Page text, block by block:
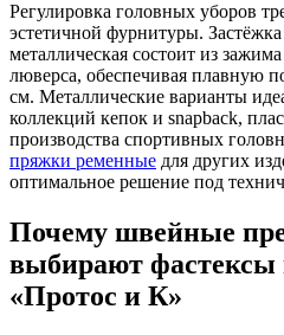
Регулировка головных уборов
эстетичной фурнитуры.
металлическая состоит из
люверса, обеспечивая плавную
см. Металлические варианты
коллекций кепок и snapback,
производства спортивных
пряжки ременные для других
оптимальное решение под
Почему швейные
выбирают фастексы
«Протос и К»